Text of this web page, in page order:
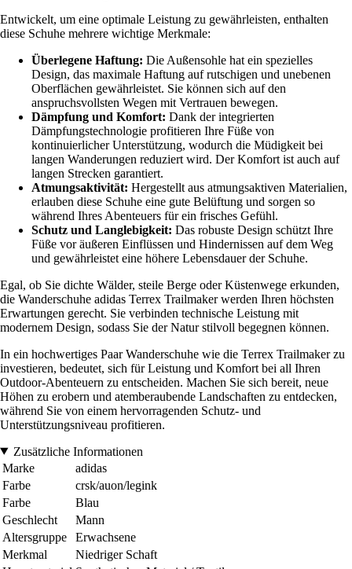
Entwickelt, um eine optimale Leistung zu gewährleisten, enthalten
diese Schuhe mehrere wichtige Merkmale:
Überlegene Haftung: Die Außensohle hat ein spezielles
Design, das maximale Haftung auf rutschigen und unebenen
Oberflächen gewährleistet. Sie können sich auf den
anspruchsvollsten Wegen mit Vertrauen bewegen.
Dämpfung und Komfort: Dank der integrierten
Dämpfungstechnologie profitieren Ihre Füße von
kontinuierlicher Unterstützung, wodurch die Müdigkeit bei
langen Wanderungen reduziert wird. Der Komfort ist auch auf
langen Strecken garantiert.
Atmungsaktivität: Hergestellt aus atmungsaktiven Materialien,
erlauben diese Schuhe eine gute Belüftung und sorgen so
während Ihres Abenteuers für ein frisches Gefühl.
Schutz und Langlebigkeit: Das robuste Design schützt Ihre
Füße vor äußeren Einflüssen und Hindernissen auf dem Weg
und gewährleistet eine höhere Lebensdauer der Schuhe.
Egal, ob Sie dichte Wälder, steile Berge oder Küstenwege erkunden,
die Wanderschuhe adidas Terrex Trailmaker werden Ihren höchsten
Erwartungen gerecht. Sie verbinden technische Leistung mit
modernem Design, sodass Sie der Natur stilvoll begegnen können.
In ein hochwertiges Paar Wanderschuhe wie die Terrex Trailmaker zu
investieren, bedeutet, sich für Leistung und Komfort bei all Ihren
Outdoor-Abenteuern zu entscheiden. Machen Sie sich bereit, neue
Höhen zu erobern und atemberaubende Landschaften zu entdecken,
während Sie von einem hervorragenden Schutz- und
Unterstützungsniveau profitieren.
Zusätzliche Informationen
Marke
adidas
Farbe
crsk/auon/legink
Farbe
Blau
Geschlecht
Mann
Altersgruppe
Erwachsene
Merkmal
Niedriger Schaft